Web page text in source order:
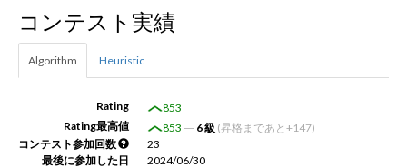
新規登録
コンテスト実績
Algorithm Heuristic
Rating
853
Rating最高値
853 ― 6 級 (昇格まであと+147)
コンテスト参加回数
23
最後に参加した日
2024/06/30